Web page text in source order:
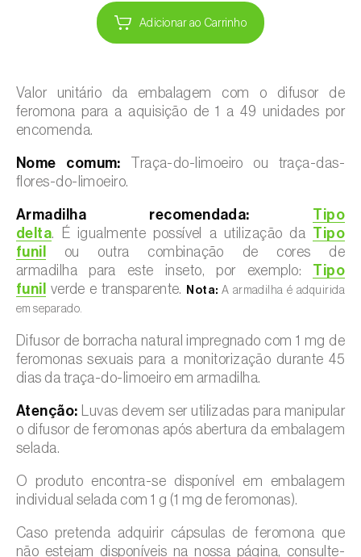
Adicionar ao Carrinho
Valor unitário da embalagem com o difusor de
feromona para a aquisição de 1 a 49 unidades por
encomenda.
Nome comum: Traça-do-limoeiro ou traça-das-
flores-do-limoeiro.
Armadilha recomendada: Tipo
delta. É igualmente possível a utilização da Tipo
funil
ou outra combinação de cores de
armadilha para este inseto, por exemplo: Tipo
funil
verde e transparente. Nota: A armadilha é adquirida
em separado.
Difusor de borracha natural impregnado com 1 mg de
feromonas sexuais para a monitorização durante 45
dias da traça-do-limoeiro em armadilha.
Atenção: Luvas devem ser utilizadas para manipular
o difusor de feromonas após abertura da embalagem
selada.
O produto encontra-se disponível em embalagem
individual selada com 1 g (1 mg de feromonas).
Caso pretenda adquirir cápsulas de feromona que
não estejam disponíveis na nossa página, consulte-